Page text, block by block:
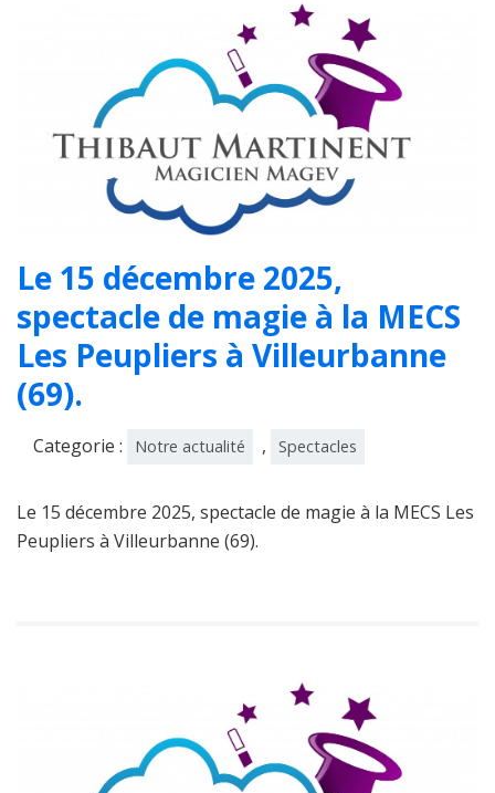
Le 15 décembre 2025,
spectacle de magie à la MECS
Les Peupliers à Villeurbanne
(69).
Categorie : Notre actualité , Spectacles
Le 15 décembre 2025, spectacle de magie à la MECS Les
Peupliers à Villeurbanne (69).